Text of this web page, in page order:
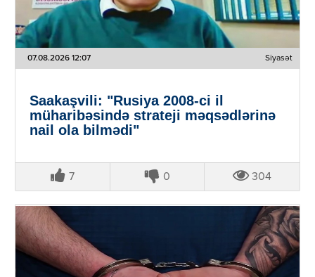
07.08.2026 12:07 Siyasət
Saakaşvili: "Rusiya 2008-ci il
müharibəsində strateji məqsədlərinə
nail ola bilmədi"
7 0 304